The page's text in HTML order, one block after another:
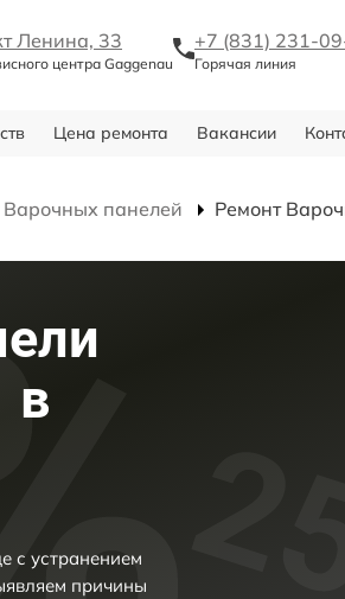
Ленина, 33
центра Gaggenau
+7 (831) 231-
Горячая линия
Цена ремонта Вакансии
Варочных панелей Ремонт
в
с устранением
причины